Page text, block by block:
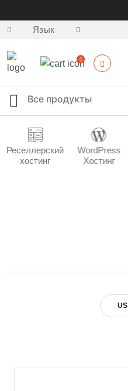
Язык
0
Реселлерский
хостинг
WordPress
Хостинг
US